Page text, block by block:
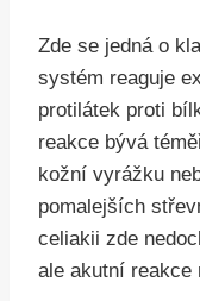
Zde se jedná o
systém reaguje
protilátek proti
reakce bývá
kožní vyrážku
pomalejších
celiakii zde
ale akutní